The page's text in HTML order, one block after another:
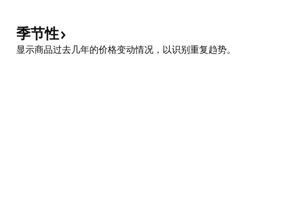
季节性
显示商品过去几年的价格变动情况，以识别重复趋势。